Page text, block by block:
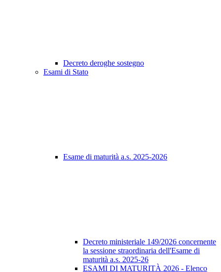
Decreto deroghe sostegno
Esami di Stato
Esame di maturità a.s. 2025-2026
Decreto ministeriale 149/2026 concernente
la sessione straordinaria dell'Esame di
maturità a.s. 2025-26
ESAMI DI MATURITÀ 2026 - Elenco